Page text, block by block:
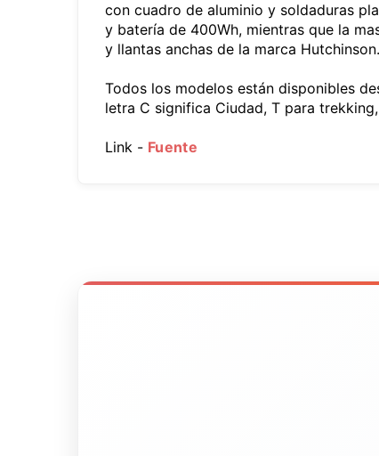
con cuadro de aluminio y soldaduras
y batería de 400Wh, mientras que la
y llantas anchas de la marca Hutchinson.
Todos los modelos están disponibles
letra C significa Ciudad, T para
Link - Fuente